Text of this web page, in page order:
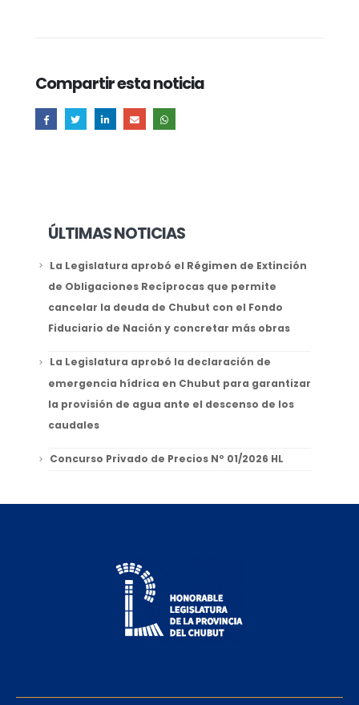
Compartir esta noticia
ÚLTIMAS NOTICIAS
La Legislatura aprobó el Régimen de Extinción
de Obligaciones Recíprocas que permite
cancelar la deuda de Chubut con el Fondo
Fiduciario de Nación y concretar más obras
La Legislatura aprobó la declaración de
emergencia hídrica en Chubut para garantizar
la provisión de agua ante el descenso de los
caudales
Concurso Privado de Precios Nº 01/2026 HL